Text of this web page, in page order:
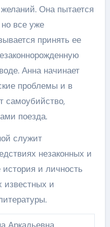
Она пытается
все уже
принять ее
Анна начинает
проблемы и в
самоубийство,
поезда.
служит
незаконных и
и личность
известных и